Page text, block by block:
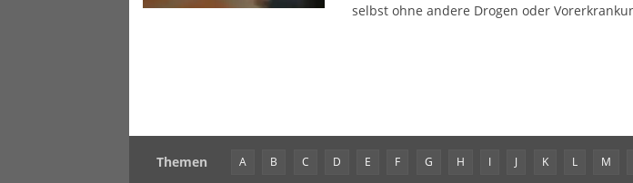
selbst ohne andere Drogen oder
Themen A B C D E F G H I J K L M